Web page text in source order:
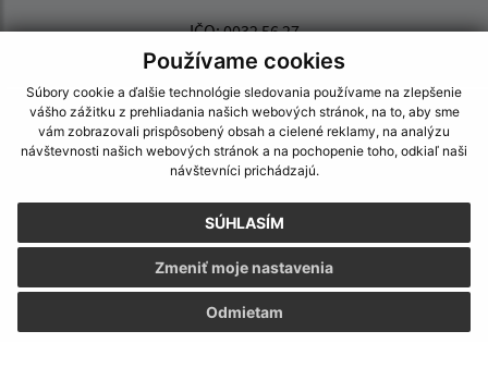
Používame cookies
Súbory cookie a ďalšie technológie sledovania používame na zlepšenie
vášho zážitku z prehliadania našich webových stránok, na to, aby sme
vám zobrazovali prispôsobený obsah a cielené reklamy, na analýzu
návštevnosti našich webových stránok a na pochopenie toho, odkiaľ naši
návštevníci prichádzajú.
SÚHLASÍM
Odmietam
Zmeniť moje nastavenia
IČO: 0032 56 27